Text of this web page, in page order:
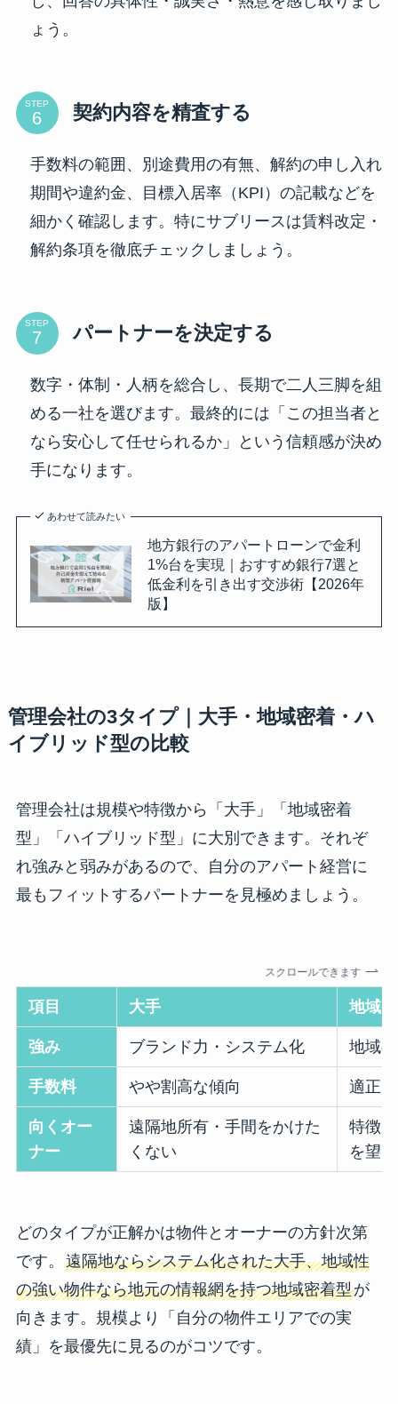
ょう。
STEP 契約内容を精査する
手数料の範囲、別途費用の有無、解約の申し入れ
期間や違約金、目標入居率（KPI）の記載などを
細かく確認します。特にサブリースは賃料改定・
解約条項を徹底チェックしましょう。
STEP パートナーを決定する
数字・体制・人柄を総合し、長期で二人三脚を組
める一社を選びます。最終的には「この担当者と
なら安心して任せられるか」という信頼感が決め
手になります。
あわせて読みたい
地方銀行のアパートローンで金利
1%台を実現｜おすすめ銀行7選と
低金利を引き出す交渉術【2026年
版】
管理会社の3タイプ｜大手・地域密着・ハ
イブリッド型の比較
管理会社は規模や特徴から「大手」「地域密着
型」「ハイブリッド型」に大別できます。それぞ
れ強みと弱みがあるので、自分のアパート経営に
最もフィットするパートナーを見極めましょう。
スクロールできます
項目 大手 地域
強み ブランド力・システム化 地域
手数料 やや割高な傾向 適正
向くオー
ナー
遠隔地所有・手間をかけた
くない
特徴
を望む
どのタイプが正解かは物件とオーナーの方針次第
です。 遠隔地ならシステム化された大手、地域性
の強い物件なら地元の情報網を持つ地域密着型が
向きます。規模より「自分の物件エリアでの実
績」を最優先に見るのがコツです。